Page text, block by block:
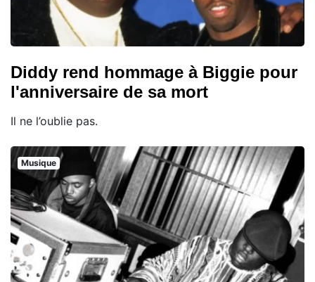
Diddy rend hommage à Biggie pour
l'anniversaire de sa mort
Il ne l’oublie pas.
Musique